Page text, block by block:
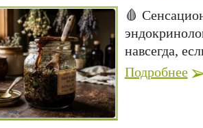
🩸
навсегда,
Подробнее